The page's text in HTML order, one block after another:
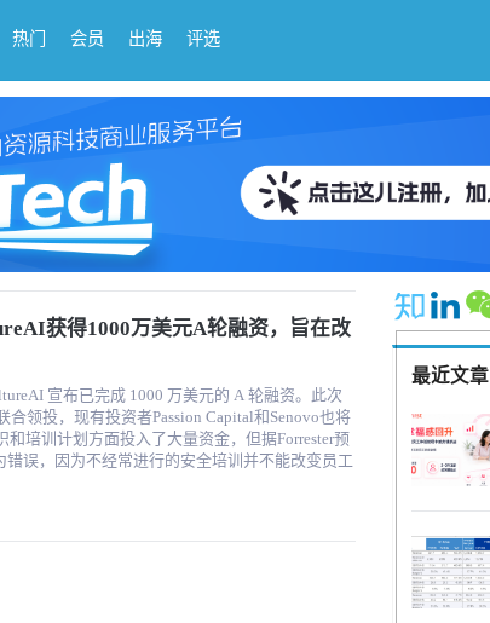
热门 会员 出海 评选
获得1000万美元A轮融资，旨在改
宣布已完成 1000 万美元的 A 轮融资。此次
合领投，现有投资者Passion Capital和Senovo也将
误，因为不经常进行的安全培训并不能改变员工
和修复人为网络风险，使企业能够识别劳动力安
产品迅速得到采用，收入和客户显著增长，其中
最近文章